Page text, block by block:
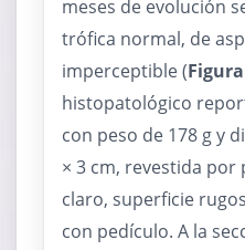
meses de evolución
trófica normal, de
imperceptible (
histopatológico
con peso de 178 g y
× 3 cm, revestida
claro, superficie
con pedículo. A la